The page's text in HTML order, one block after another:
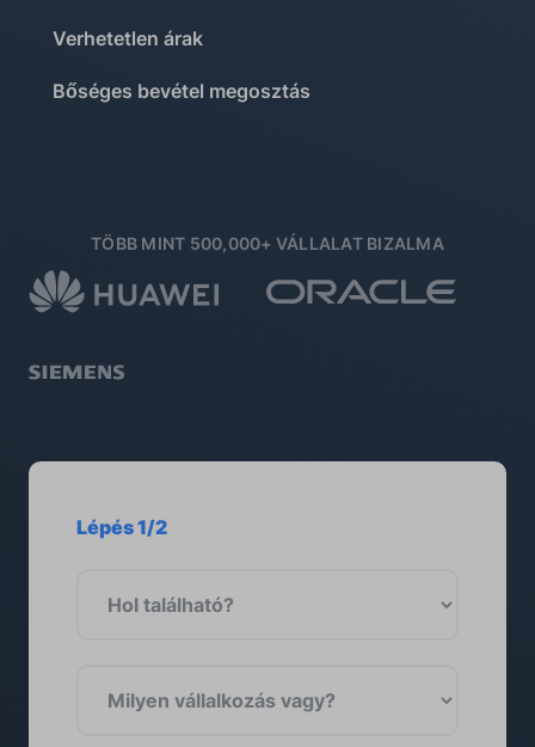
Verhetetlen árak
Bőséges bevétel megosztás
TÖBB MINT 500,000+ VÁLLALAT BIZALMA
Lépés 1/2